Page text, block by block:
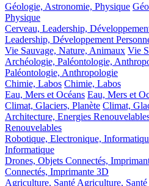
Géologie, Astronomie, Physique
Physique
Cerveau, Leadership,
Leadership, Développement
Vie Sauvage, Nature, Animaux Vie
Archéologie, Paléontologie,
Paléontologie, Anthropologie
Chimie, Labos Chimie, Labos
Eau, Mers et Océans Eau, Mers et
Climat, Glaciers, Planète Climat,
Architecture, Energies
Renouvelables
Robotique, Electronique,
Informatique
Drones, Objets Connectés,
Connectés, Imprimante 3D
Agriculture, Santé Agriculture, Santé